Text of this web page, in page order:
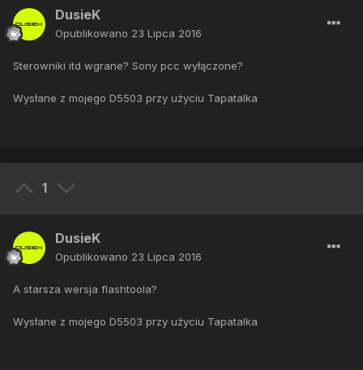
DusieK
Opublikowano 23 Lipca 2016
Sterowniki itd wgrane? Sony pcc wyłączone?
Wysłane z mojego D5503 przy użyciu Tapatalka
1
DusieK
Opublikowano 23 Lipca 2016
A starsza wersja flashtoola?
Wysłane z mojego D5503 przy użyciu Tapatalka